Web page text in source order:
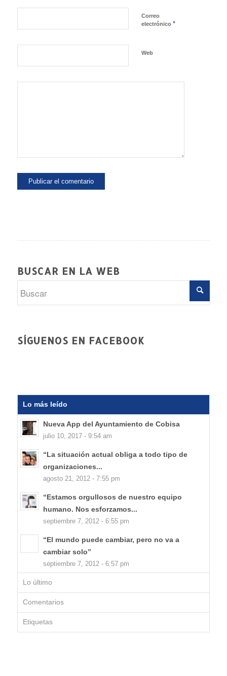
Correo
electrónico *
Web
BUSCAR EN LA WEB
SÍGUENOS EN FACEBOOK
Lo más leído
Nueva App del Ayuntamiento de Cobisa
julio 10, 2017 - 9:54 am
“La situación actual obliga a todo tipo de
organizaciones...
agosto 21, 2012 - 7:55 pm
“Estamos orgullosos de nuestro equipo
humano. Nos esforzamos...
septiembre 7, 2012 - 6:55 pm
“El mundo puede cambiar, pero no va a
cambiar solo”
septiembre 7, 2012 - 6:57 pm
Lo último
Comentarios
Etiquetas